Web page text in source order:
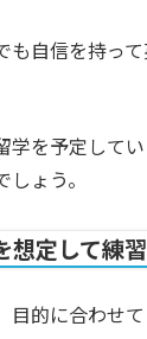
も自信を持っ
学を予定して
ょう。
想定して練
目的に合わせ